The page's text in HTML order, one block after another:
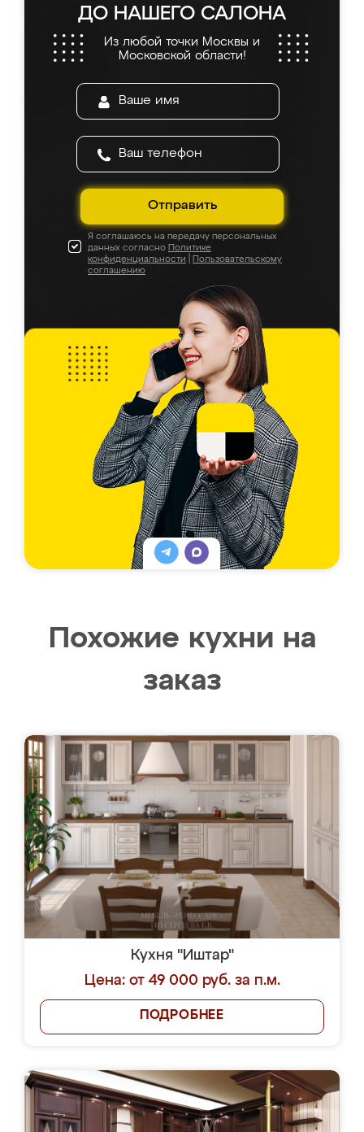
ДО НАШЕГО САЛОНА
Из любой точки Москвы и
Московской области!
Отправить
Я соглашаюсь на передачу персональных
данных согласно Политике
конфиденциальности
Пользовательскому
соглашению
Похожие кухни на
заказ
Кухня "Иштар"
Цена: от 49 000 руб. за п.м.
ПОДРОБНЕЕ